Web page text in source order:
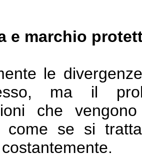
e marchio
le
ma il
che
come se si